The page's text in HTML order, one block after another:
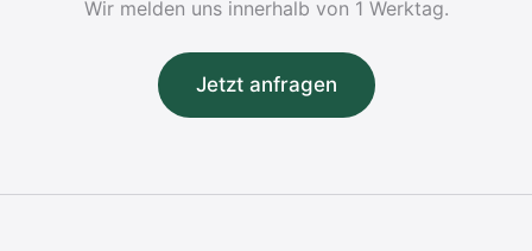
Wir melden uns innerhalb von 1 Werktag.
Jetzt anfragen